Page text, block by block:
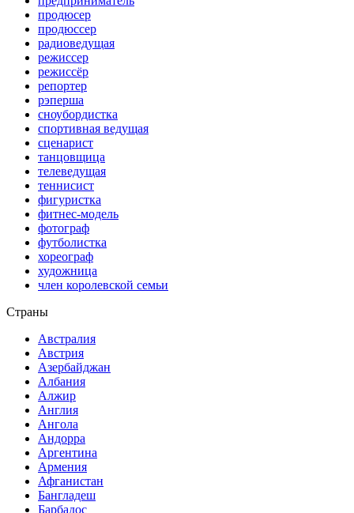
продюсер
продюссер
радиоведущая
режиссер
режиссёр
репортер
рэперша
сноубордистка
спортивная ведущая
сценарист
танцовщица
телеведущая
теннисист
фигуристка
фитнес-модель
фотограф
футболистка
хореограф
художница
член королевской семьи
Страны
Австралия
Австрия
Азербайджан
Албания
Алжир
Англия
Ангола
Андорра
Аргентина
Армения
Афганистан
Бангладеш
Барбадос